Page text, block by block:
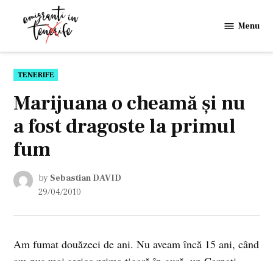
in
Menu
POSTED
IN
TENERIFE
Marijuana o cheamă şi nu
a fost dragoste la primul
fum
by Sebastian DAVID
29/04/2010
Am fumat douăzeci de ani. Nu aveam încă 15 ani, când